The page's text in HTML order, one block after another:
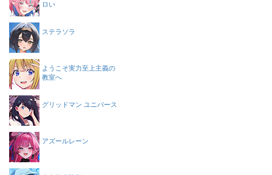
ロい
ステラソラ
ようこそ実力至上主義の
教室へ
グリッドマン ユニバース
アズールレーン